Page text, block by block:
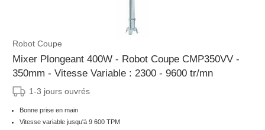
Robot Coupe
Mixer Plongeant 400W - Robot Coupe CMP350VV -
350mm - Vitesse Variable : 2300 - 9600 tr/mn
1-3 jours ouvrés
Bonne prise en main
Vitesse variable jusqu'à 9 600 TPM